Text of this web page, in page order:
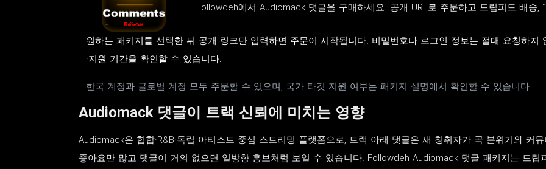
Followdeh에서 Audiomack 댓글을 구매하세요. 공개 URL로 주문하고 드립피드 배송,
원하는 패키지를 선택한 뒤 공개 링크만 입력하면 주문이 시작됩니다. 비밀번호나 로그인 정보는 절대 요청하지
·지원 기간을 확인할 수 있습니다.
한국 계정과 글로벌 계정 모두 주문할 수 있으며, 국가 타깃 지원 여부는 패키지 설명에서 확인할 수 있습니다.
Audiomack 댓글이 트랙 신뢰에 미치는 영향
Audiomack은 힙합·R&B·독립 아티스트 중심 스트리밍 플랫폼으로, 트랙 아래 댓글은 새 청취자가 곡 분위기와 커
좋아요만 많고 댓글이 거의 없으면 일방향 홍보처럼 보일 수 있습니다. Followdeh Audiomack 댓글 패키지는 드